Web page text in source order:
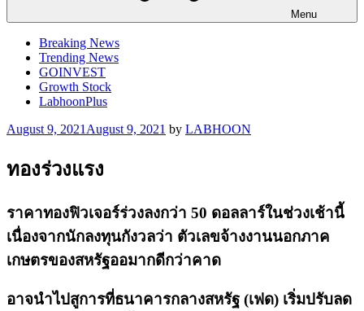
Menu
Breaking News
Trending News
GOINVEST
Growth Stock
LabhoonPlus
Posted
August 9, 2021 August 9, 2021 by LABHOON
ทองร่วงแรง
ราคาทองฟิวเจอร์ร่วงลงกว่า 50 ดอลลาร์ในช่วงเช้านี้
เนื่องจากนักลงทุนกังวลว่า ตัวเลขจ้างงานนอกภาค
เกษตรของสหรัฐออมากดีกว่าคาด
อาจนำไปสูการที่ธนาคารกลางสหรัฐ (เฟด) เริ่มปรับลด